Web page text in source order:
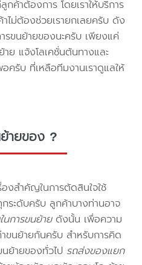
ค้าต้องการ โดยเราให้บริการ
ม่ต้องช่วยเรายกเลยครับ ดัง
ขนย้ายของนะครับ เพียงแค่
ย แจ้งโลเคชั่นต้นทางและ
อครับ ที่เหลือทีมงานเราดูแลให้
ายของ ?
องสำคัญในการตัดสินใจใช้
กระดับครับ ลูกค้าบางท่านอาจ
นการขนย้ายดังนั้น เพื่อความ
ขนย้ายกันครับ สำหรับการคิด
นย้ายของทั่วไป รถส่งของแยก